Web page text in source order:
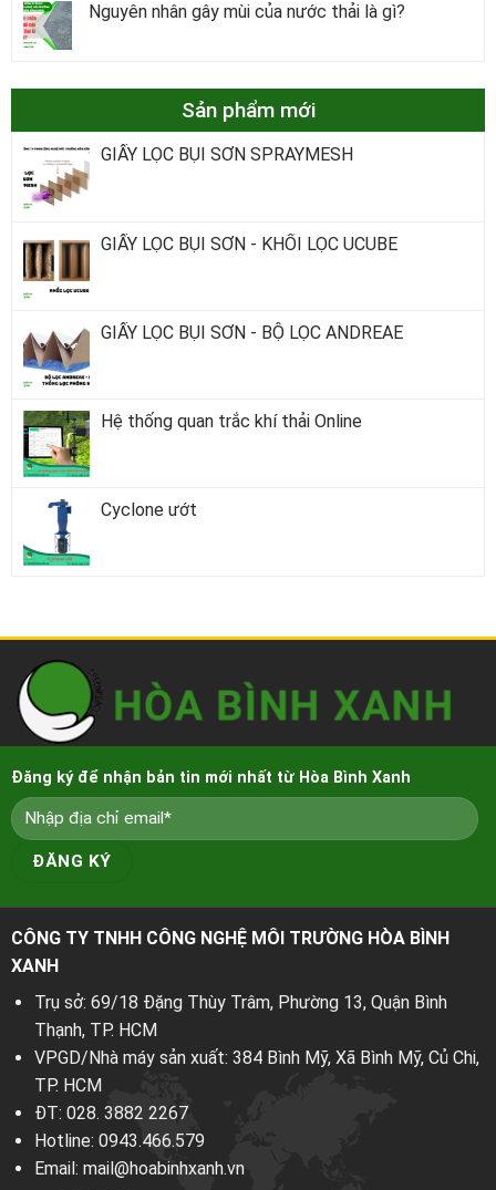
Nguyên nhân gây mùi của nước thải là gì?
Sản phẩm mới
GIẤY LỌC BỤI SƠN SPRAYMESH
GIẤY LỌC BỤI SƠN - KHỐI LỌC UCUBE
GIẤY LỌC BỤI SƠN - BỘ LỌC ANDREAE
Hệ thống quan trắc khí thải Online
Cyclone ướt
Đăng ký để nhận bản tin mới nhất từ Hòa Bình Xanh
CÔNG TY TNHH CÔNG NGHỆ MÔI TRƯỜNG HÒA BÌNH
XANH
Trụ sở: 69/18 Đặng Thùy Trâm, Phường 13, Quận Bình
Thạnh, TP. HCM
VPGD/Nhà máy sản xuất: 384 Bình Mỹ, Xã Bình Mỹ, Củ Chi,
TP. HCM
ĐT: 028. 3882 2267
Hotline: 0943.466.579
Email: mail@hoabinhxanh.vn